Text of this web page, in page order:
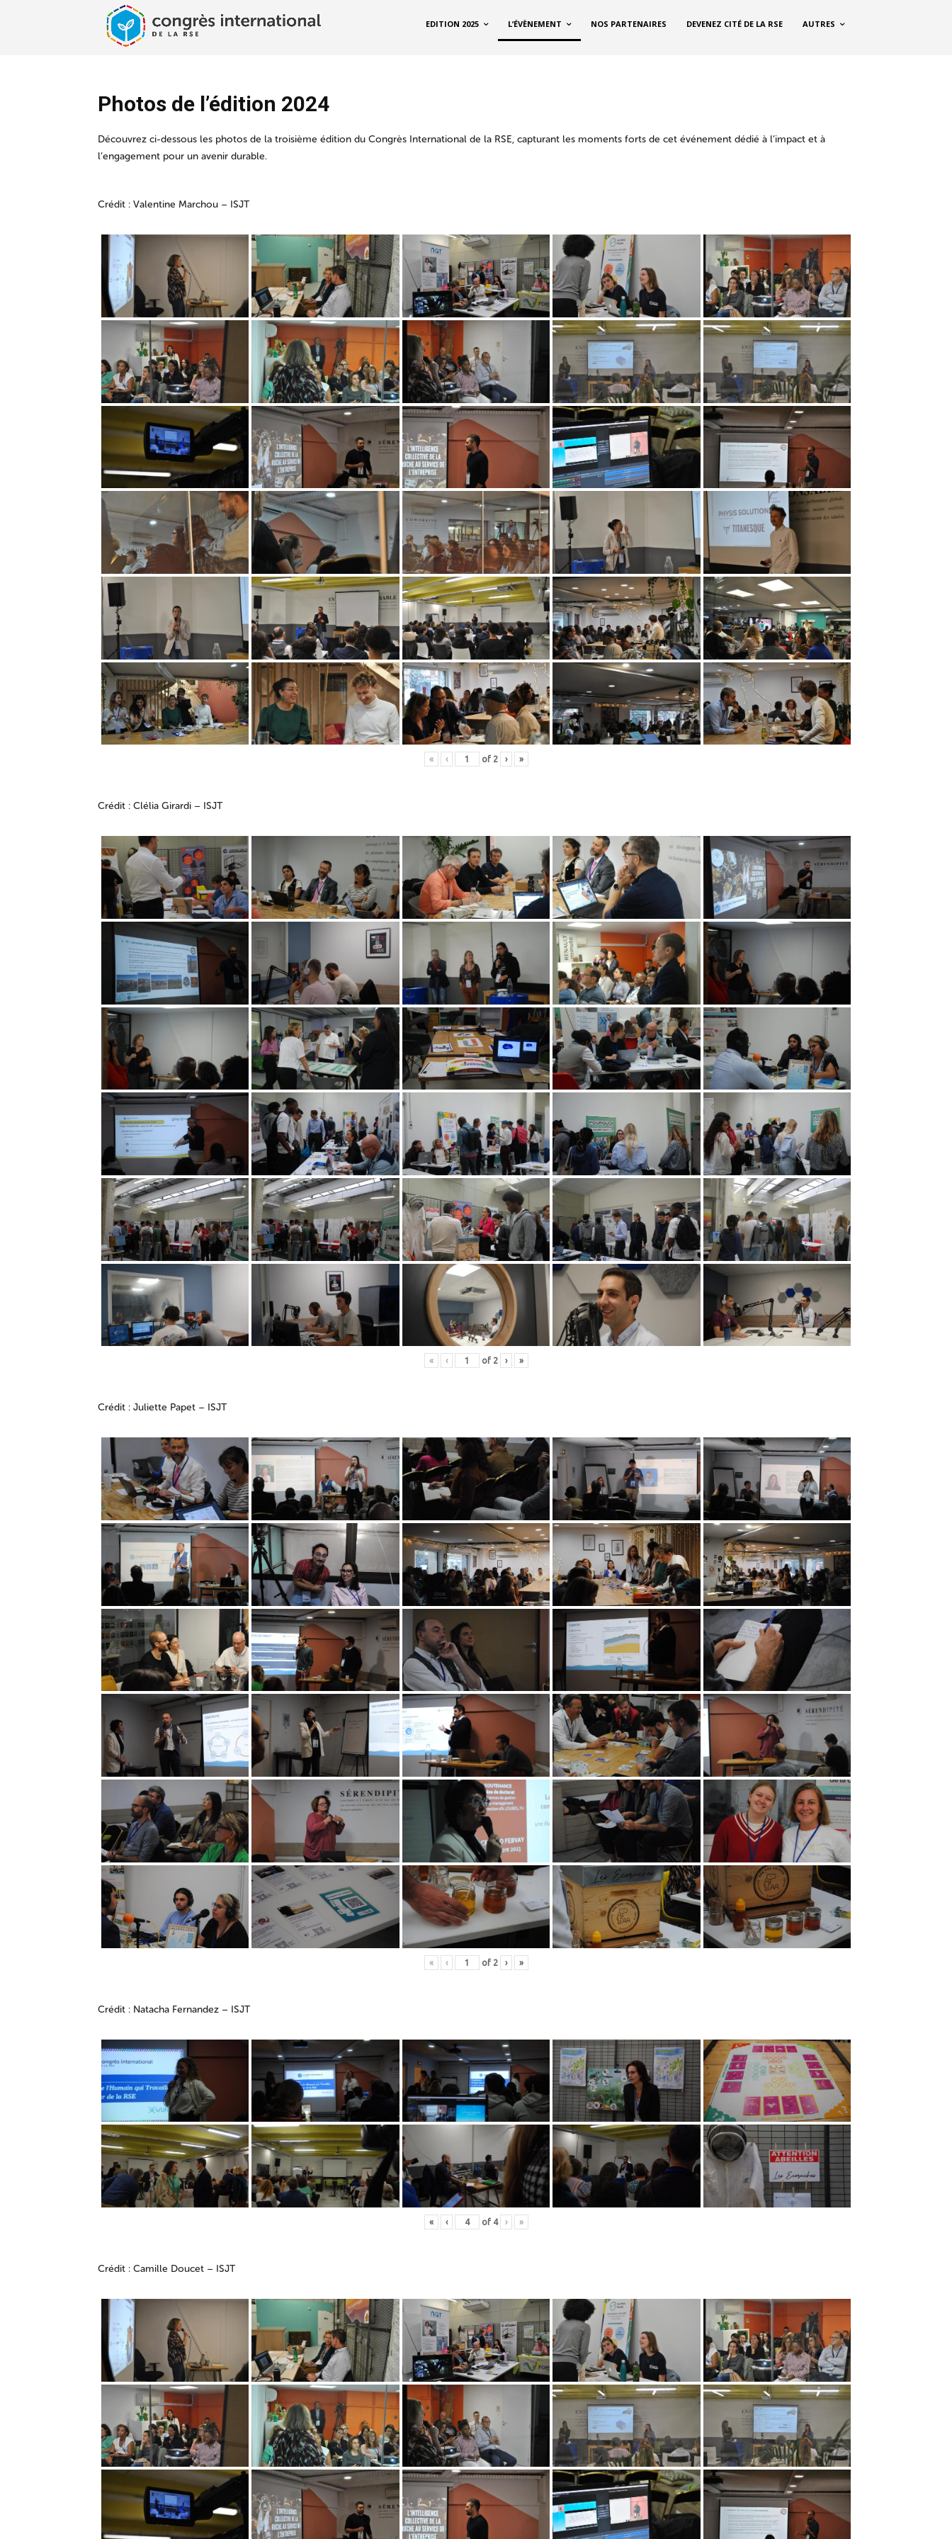
EDITION 2025 L’ÉVÈNEMENT NOS PARTENAIRES DEVENEZ CITÉ DE LA RSE AUTRES
Photos de l’édition 2024
Découvrez ci-dessous les photos de la troisième édition du Congrès International de la RSE, capturant les moments forts de cet événement dédié à l’impact et à
l’engagement pour un avenir durable.
Crédit : Valentine Marchou – ISJT
« ‹ of 2 › »
Crédit : Clélia Girardi – ISJT
« ‹ of 2 › »
Crédit : Juliette Papet – ISJT
« ‹ of 2 › »
Crédit : Natacha Fernandez – ISJT
« ‹ of 4 › »
Crédit : Camille Doucet – ISJT